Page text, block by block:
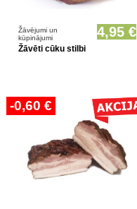
Prece pieejama opcionāli
Žāvējumi un
kūpinājumi
Žāvēti cūku stilbi
4,95 €
-0,60 €